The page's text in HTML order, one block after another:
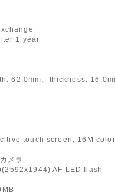
1 year
62.0mm、thickness:
touch screen, 16M
メラ
AF LED flash